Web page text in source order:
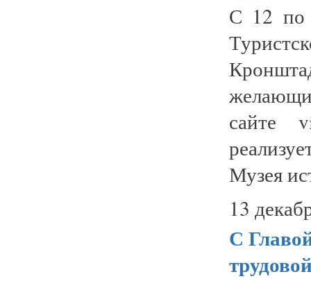
С 12 по
сайте
Музея
13
С